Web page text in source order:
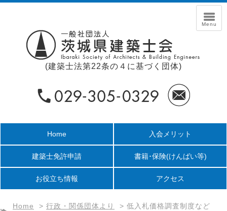
(建築士法第22条の４に基づく団体)
Home 入会メリット
建築士免許申請 書籍･保険(けんばい等)
お役立ち情報 アクセス
Home > 行政・関係団体より > 低入札価格調査制度など